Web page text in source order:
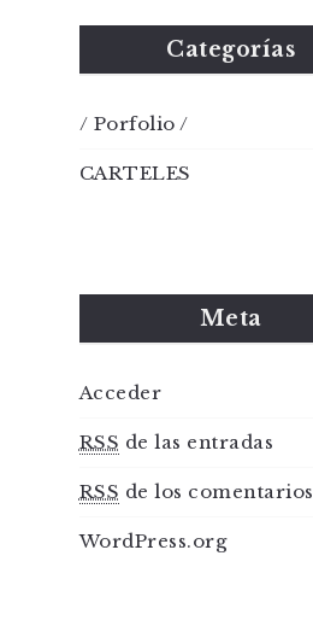
Categorías
/ Porfolio /
CARTELES
Meta
Acceder
RSS de las entradas
RSS de los comentarios
WordPress.org